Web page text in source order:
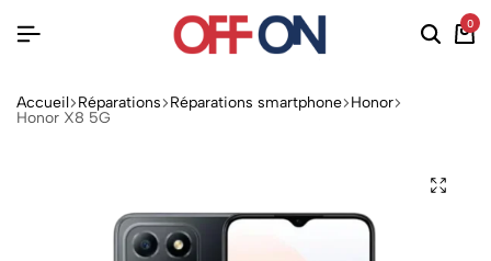
0
Accueil Réparations Réparations smartphone Honor
Honor X8 5G